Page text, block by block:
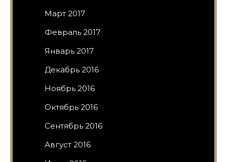
Март 2017
Февраль 2017
Январь 2017
Декабрь 2016
Ноябрь 2016
Октябрь 2016
Сентябрь 2016
Август 2016